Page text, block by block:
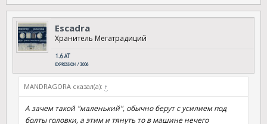
Escadra
Хранитель Мегатрадиций
MANDRAGORA сказал(а): ↑
А зачем такой "маленький", обычно берут с усилием под
болты головки, а этим и тянуть то в машине нечего